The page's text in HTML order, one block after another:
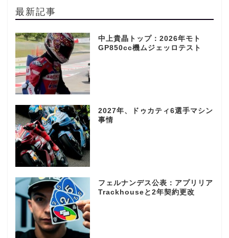
最新記事
中上貴晶トップ：2026年モト
GP850cc機ムジェッロテスト
2027年、ドゥカティ6選手マシン
事情
フェルナンデス公表：アプリリア
Trackhouseと2年契約更改